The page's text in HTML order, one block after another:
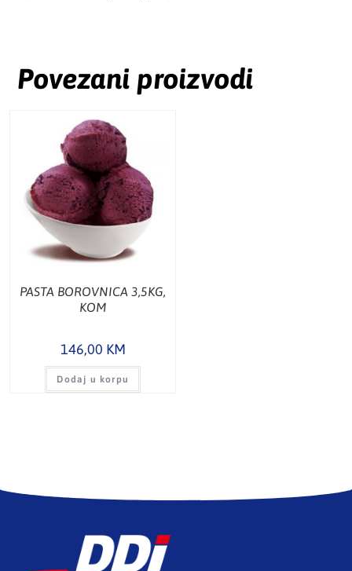
Povezani proizvodi
PASTA BOROVNICA 3,5KG,
KOM
146,00 KM
Dodaj u korpu